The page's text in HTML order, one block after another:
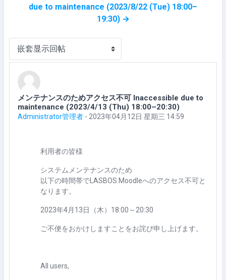
due to maintenance (2023/8/22 (Tue) 18:00–
19:30) →
メンテナンスのためアクセス不可 Inaccessible due to
maintenance (2023/4/13 (Thu) 18:00–20:30)
Administrator管理者 - 2023年04月12日 星期三 14:59
回帖数：0
利用者の皆様
システムメンテナンスのため
以下の時間帯でLASBOS Moodleへのアクセス不可と
なります。
2023年4月13日（木）18:00～20:30
ご不便をおかけしますことをお詫び申し上げます。
All users,